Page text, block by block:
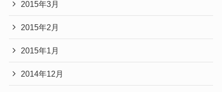
2015年3月
2015年2月
2015年1月
2014年12月